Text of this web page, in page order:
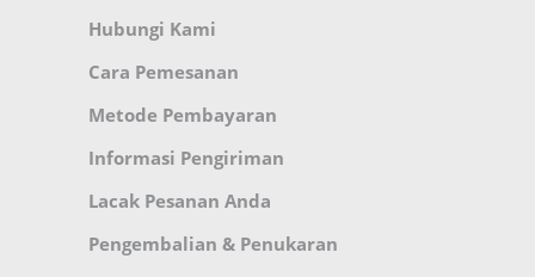
Hubungi Kami
Cara Pemesanan
Metode Pembayaran
Informasi Pengiriman
Lacak Pesanan Anda
Pengembalian & Penukaran